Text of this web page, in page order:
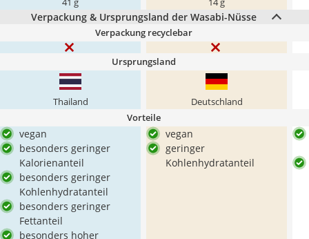
41 g 14 g
Verpackung & Ursprungsland der Wasabi-Nüsse
Verpackung recyclebar
Ursprungsland
Thailand Deutschland
Vorteile
vegan
besonders geringer
Kalorienanteil
besonders geringer
Kohlenhydratanteil
besonders geringer
Fettanteil
besonders hoher
vegan
geringer
Kohlenhydratanteil